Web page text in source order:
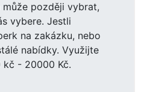
může později vybrat,
vybere. Jestli
na zakázku, nebo
nabídky. Využijte
- 20000 Kč.